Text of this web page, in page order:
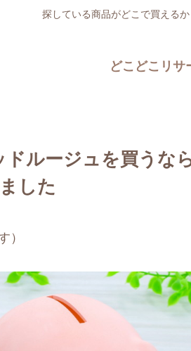
探している商品がどこで買えるか
どこどこリサ
ルージュを買うな
した
）